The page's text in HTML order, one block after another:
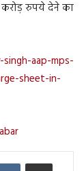
करोड़ रुपये देने का
aap-mps-
sheet-in-
VKontakteShare via Email